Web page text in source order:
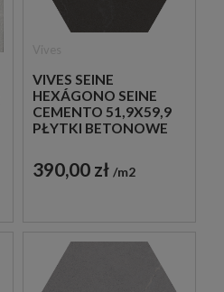
VIVES SEINE
HEXÁGONO SEINE
CEMENTO 51,9X59,9
PŁYTKI BETONOWE
390,00 zł m2